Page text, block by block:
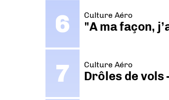
Culture Aéro
"A ma façon,
Culture Aéro
Drôles de